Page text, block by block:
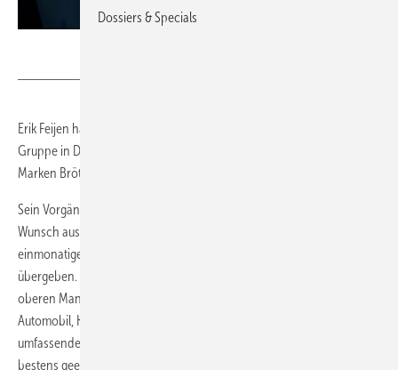
Erik Feijen hat seine neue Rolle als Geschäftsführer der BDR Thermea
Gruppe in Deutschland angetreten. Er verantwortet ab sofort die
Marken Brötje, Remeha und SenerTec auf dem deutschen Markt.
Sein Vorgänger Christian Sieg ist zum 31. Dezember auf eigenen
Wunsch ausgeschieden und hat die Geschäftsführung während einer
einmonatigen Übergangsphase im Dezember an den Niederländer
übergeben. Erik Feijen verfügt über mehr als 28 Jahre Erfahrung im
oberen Management und auf Vorstandsebene in den Bereichen
Automobil, Kunststoff, Metall sowie industrieller Systeme. Seine
umfassende Führungserfahrung und strategische Kompetenz sind
bestens geeignet, BDR Thermea Deutschland in die nächste Phase
Dossiers & Specials